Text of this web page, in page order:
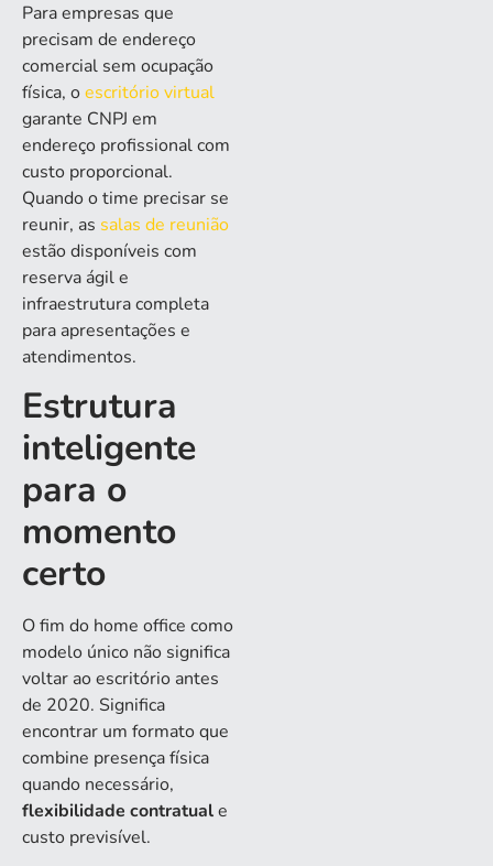
Para empresas que
precisam de endereço
comercial sem ocupação
física, oescritório virtual
garante CNPJ em
endereço profissional com
custo proporcional.
Quando o time precisar se
reunir, as salas de reunião
estão disponíveis com
reserva ágil e
infraestrutura completa
para apresentações e
atendimentos.
Estrutura
inteligente
para o
momento
certo
O fim do home office como
modelo único não significa
voltar ao escritório antes
de 2020. Significa
encontrar um formato que
combine presença física
quando necessário,
flexibilidade contratuale
custo previsível.